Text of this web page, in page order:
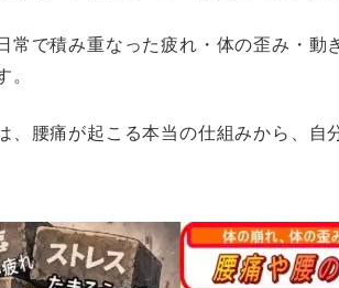
常で積み重なった疲れ・体の歪み・動
、腰痛が起こる本当の仕組みから、